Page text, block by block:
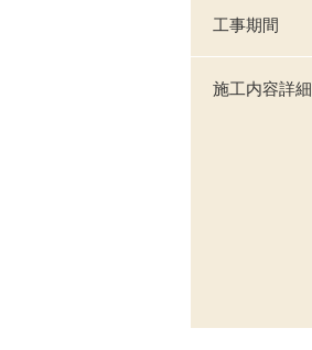
工事期間
施工内容詳細